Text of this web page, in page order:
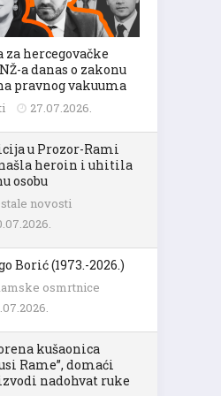
hercegovačke
a danas o zakonu
pravnog vakuuma
27.07.2026.
u Prozor-Rami
heroin i uhitila
osobu
novosti
Borić (1973.-2026.)
osmrtnice
kušaonica
Rame”, domaći
nadohvat ruke